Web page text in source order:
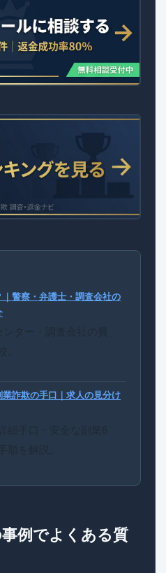
警察・弁護士・調査会社の
詐欺の手口｜求人の見分け
例でよくある質